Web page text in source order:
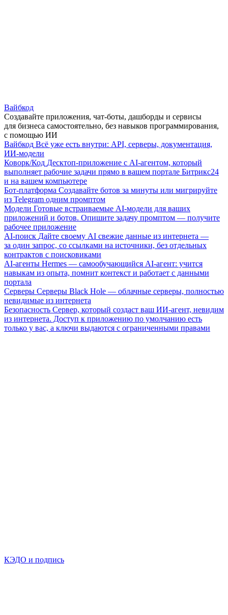
Вайбкод
Создавайте приложения, чат-боты, дашборды и сервисы
для бизнеса самостоятельно, без навыков программирования,
с помощью ИИ
Вайбкод Всё уже есть внутри: API, серверы, документация,
ИИ-модели
Коворк/Код Десктоп-приложение с AI-агентом, который
выполняет рабочие задачи прямо в вашем портале Битрикс24
и на вашем компьютере
Бот-платформа Создавайте ботов за минуты или мигрируйте
из Telegram одним промптом
Модели Готовые встраиваемые AI-модели для ваших
приложений и ботов. Опишите задачу промптом — получите
рабочее приложение
AI-поиск Дайте своему AI свежие данные из интернета —
за один запрос, со ссылками на источники, без отдельных
контрактов с поисковиками
AI-агенты Hermes — самообучающийся AI-агент: учится
навыкам из опыта, помнит контекст и работает с данными
портала
Серверы Серверы Black Hole — облачные серверы, полностью
невидимые из интернета
Безопасность Сервер, который создаст ваш ИИ-агент, невидим
из интернета. Доступ к приложению по умолчанию есть
только у вас, а ключи выдаются с ограниченными правами
КЭДО и подпись